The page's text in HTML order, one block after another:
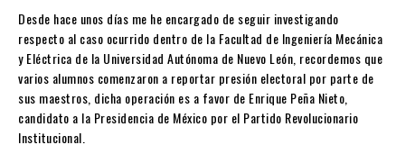
Desde hace unos días me he encargado de seguir investigando
respecto al caso ocurrido dentro de la Facultad de Ingeniería Mecánica
y Eléctrica de la Universidad Autónoma de Nuevo León, recordemos que
varios alumnos comenzaron a reportar presión electoral por parte de
sus maestros, dicha operación es a favor de Enrique Peña Nieto,
candidato a la Presidencia de México por el Partido Revolucionario
Institucional.